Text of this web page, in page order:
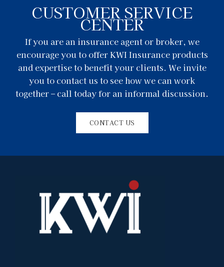
CUSTOMER SERVICE
CENTER
If you are an insurance agent or broker, we
encourage you to offer KWI Insurance products
and expertise to benefit your clients. We invite
you to contact us to see how we can work
together – call today for an informal discussion.
CONTACT US